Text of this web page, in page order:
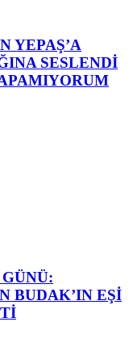
YEPAŞ’A
SESLENDİ
BUDAK’IN EŞİ